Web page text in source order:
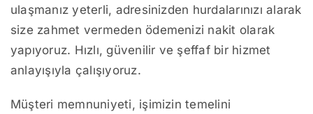
ulaşmanız yeterli, adresinizden hurdalarınızı alarak
size zahmet vermeden ödemenizi nakit olarak
yapıyoruz. Hızlı, güvenilir ve şeffaf bir hizmet
anlayışıyla çalışıyoruz.
Müşteri memnuniyeti, işimizin temelini